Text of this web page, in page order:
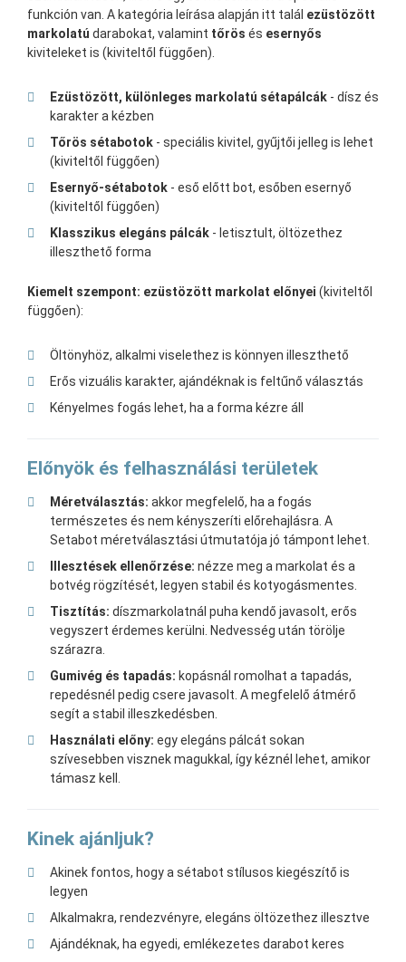
funkción van. A kategória leírása alapján itt talál ezüstözött
markolatú darabokat, valamint tőrös és esernyős
kiviteleket is (kiviteltől függően).
Ezüstözött, különleges markolatú sétapálcák - dísz és
karakter a kézben
Tőrös sétabotok - speciális kivitel, gyűjtői jelleg is lehet
(kiviteltől függően)
Esernyő-sétabotok - eső előtt bot, esőben esernyő
(kiviteltől függően)
Klasszikus elegáns pálcák - letisztult, öltözethez
illeszthető forma
Kiemelt szempont: ezüstözött markolat előnyei (kiviteltől
függően):
Öltönyhöz, alkalmi viselethez is könnyen illeszthető
Erős vizuális karakter, ajándéknak is feltűnő választás
Kényelmes fogás lehet, ha a forma kézre áll
Előnyök és felhasználási területek
Méretválasztás: akkor megfelelő, ha a fogás
természetes és nem kényszeríti előrehajlásra. A
Setabot méretválasztási útmutatója jó támpont lehet.
Illesztések ellenőrzése: nézze meg a markolat és a
botvég rögzítését, legyen stabil és kotyogásmentes.
Tisztítás: díszmarkolatnál puha kendő javasolt, erős
vegyszert érdemes kerülni. Nedvesség után törölje
szárazra.
Gumivég és tapadás: kopásnál romolhat a tapadás,
repedésnél pedig csere javasolt. A megfelelő átmérő
segít a stabil illeszkedésben.
Használati előny: egy elegáns pálcát sokan
szívesebben visznek magukkal, így kéznél lehet, amikor
támasz kell.
Kinek ajánljuk?
Akinek fontos, hogy a sétabot stílusos kiegészítő is
legyen
Alkalmakra, rendezvényre, elegáns öltözethez illesztve
Ajándéknak, ha egyedi, emlékezetes darabot keres